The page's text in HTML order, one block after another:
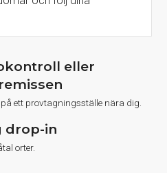
eller
ett provtagningsställe nära dig.
drop-in
orter.